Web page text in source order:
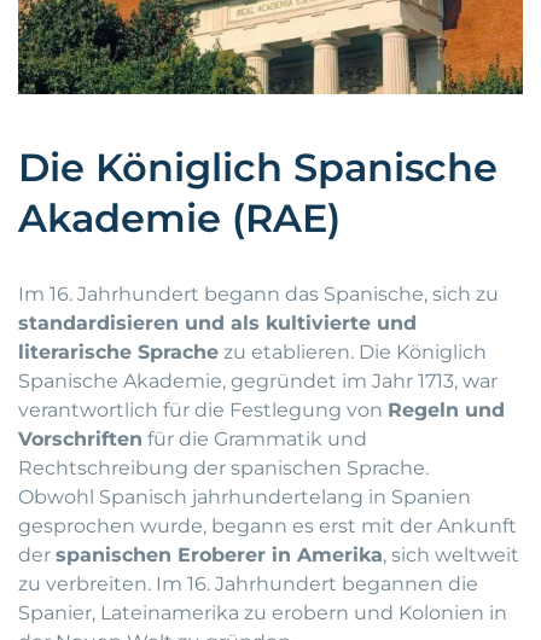
Die Königlich Spanische
Akademie (RAE)
Im 16. Jahrhundert begann das Spanische, sich zu
standardisieren und als kultivierte und
literarische Sprache zu etablieren. Die Königlich
Spanische Akademie, gegründet im Jahr 1713, war
verantwortlich für die Festlegung von Regeln und
Vorschriften für die Grammatik und
Rechtschreibung der spanischen Sprache.
Obwohl Spanisch jahrhundertelang in Spanien
gesprochen wurde, begann es erst mit der Ankunft
der spanischen Eroberer in Amerika, sich weltweit
zu verbreiten. Im 16. Jahrhundert begannen die
Spanier, Lateinamerika zu erobern und Kolonien in